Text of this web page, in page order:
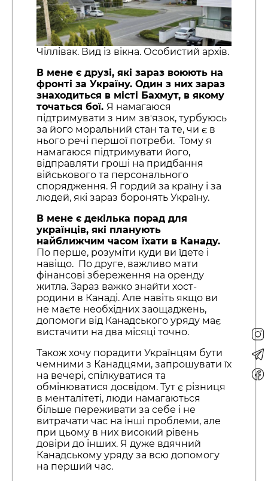
Чіллівак. Вид із вікна. Особистий архів.
В мене є друзі, які зараз воюють на
фронті за Україну. Один з них зараз
знаходиться в місті Бахмут, в якому
точаться бої. Я намагаюся
підтримувати з ним звʼязок, турбуюсь
за його моральний стан та те, чи є в
нього речі першої потреби. Тому я
намагаюся підтримувати його,
відправляти гроші на придбання
військового та персонального
спорядження. Я гордий за країну і за
людей, які зараз боронять Україну.
В мене є декілька порад для
українців, які планують
найближчим часом їхати в Канаду.
По перше, розуміти куди ви їдете і
навіщо. По друге, важливо мати
фінансові збереження на оренду
житла. Зараз важко знайти хост-
родини в Канаді. Але навіть якщо ви
не маєте необхідних заощаджень,
допомоги від Канадського уряду має
вистачити на два місяці точно.
Також хочу порадити Українцям бути
чемними з Канадцями, запрошувати їх
на вечері, спілкуватися та
обмінюватися досвідом. Тут є різниця
в менталітеті, люди намагаються
більше переживати за себе і не
витрачати час на інші проблеми, але
при цьому в них високий рівень
довіри до інших. Я дуже вдячний
Канадському уряду за всю допомогу
на перший час.